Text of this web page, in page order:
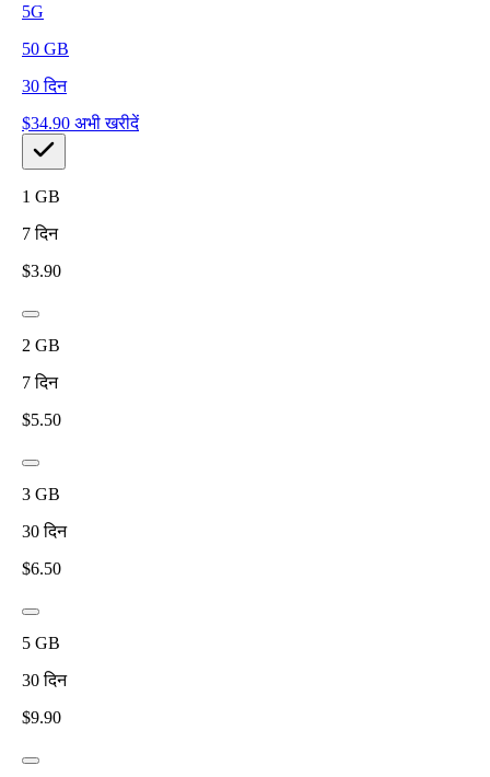
5G
50 GB
30 दिन
$34.90 अभी खरीदें
1 GB
7 दिन
$3.90
2 GB
7 दिन
$5.50
3 GB
30 दिन
$6.50
5 GB
30 दिन
$9.90